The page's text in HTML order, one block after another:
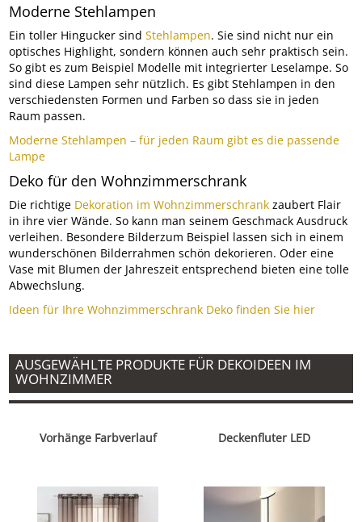
Moderne Stehlampen
Ein toller Hingucker sind Stehlampen. Sie sind nicht nur ein
optisches Highlight, sondern können auch sehr praktisch sein.
So gibt es zum Beispiel Modelle mit integrierter Leselampe. So
sind diese Lampen sehr nützlich. Es gibt Stehlampen in den
verschiedensten Formen und Farben so dass sie in jeden
Raum passen.
Moderne Stehlampen – für jeden Raum gibt es die passende
Lampe
Deko für den Wohnzimmerschrank
Die richtige Dekoration im Wohnzimmerschrank zaubert Flair
in ihre vier Wände. So kann man seinem Geschmack Ausdruck
verleihen. Besondere Bilderzum Beispiel lassen sich in einem
wunderschönen Bilderrahmen schön dekorieren. Oder eine
Vase mit Blumen der Jahreszeit entsprechend bieten eine tolle
Abwechslung.
Ideen für Ihre Wohnzimmerschrank Deko finden Sie hier
AUSGEWÄHLTE PRODUKTE FÜR DEKOIDEEN IM
WOHNZIMMER
Vorhänge Farbverlauf Deckenfluter LED